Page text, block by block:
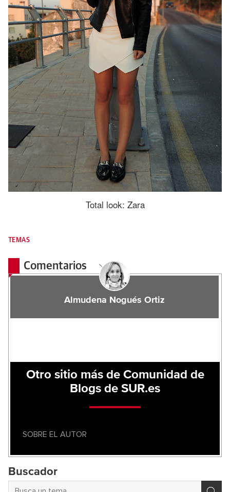
Total look: Zara
TEMAS
Comentarios
Almudena Nogués Ortiz
Otro sitio más de Comunidad de
Blogs de SUR.es
SOBRE EL AUTOR
Buscador